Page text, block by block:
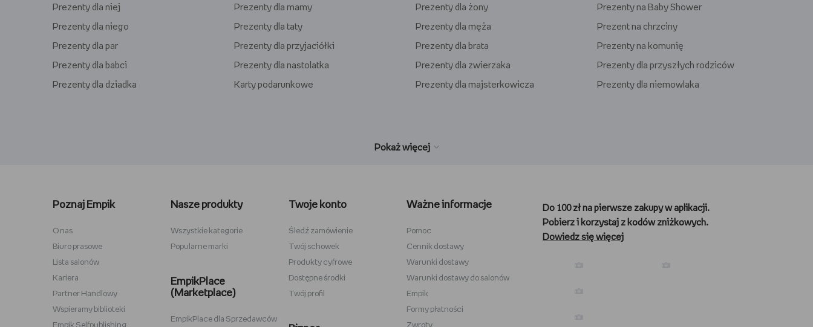
Prezenty dla niej
Prezenty dla niego
Prezenty dla par
Prezenty dla babci
Prezenty dla dziadka
Prezenty dla mamy
Prezenty dla taty
Prezenty dla przyjaciółki
Prezenty dla nastolatka
Karty podarunkowe
Prezenty dla żony
Prezenty dla męża
Prezenty dla brata
Prezenty dla zwierzaka
Prezenty dla majsterkowicza
Prezenty na Baby Shower
Prezent na chrzciny
Prezenty na komunię
Prezenty dla przyszłych rodziców
Prezenty dla niemowlaka
Karta podarunkowa Steam
Lampki do czytania
Antyramy
Tablety dla dzieci
Zestawy do szkicowania
Star Wars
Władca Pierścieni
Prezenty dla kibica
Prezenty dla biegacza
Poznaj Empik
O nas
Biuro prasowe
Lista salonów
Kariera
Partner Handlowy
Wspieramy biblioteki
Nasze produkty
Wszystkie kategorie
Popularne marki
EmpikPlace
(Marketplace)
EmpikPlace dla Sprzedawców
Twoje konto
Śledź zamówienie
Twój schowek
Produkty cyfrowe
Dostępne środki
Twój profil
Ważne informacje
Pomoc
Cennik dostawy
Warunki dostawy
Warunki dostawy do salonów
Empik
Formy płatności
Do 100 zł na pierwsze zakupy w aplikacji.
Pobierz i korzystaj z kodów zniżkowych.
Dowiedz się więcej